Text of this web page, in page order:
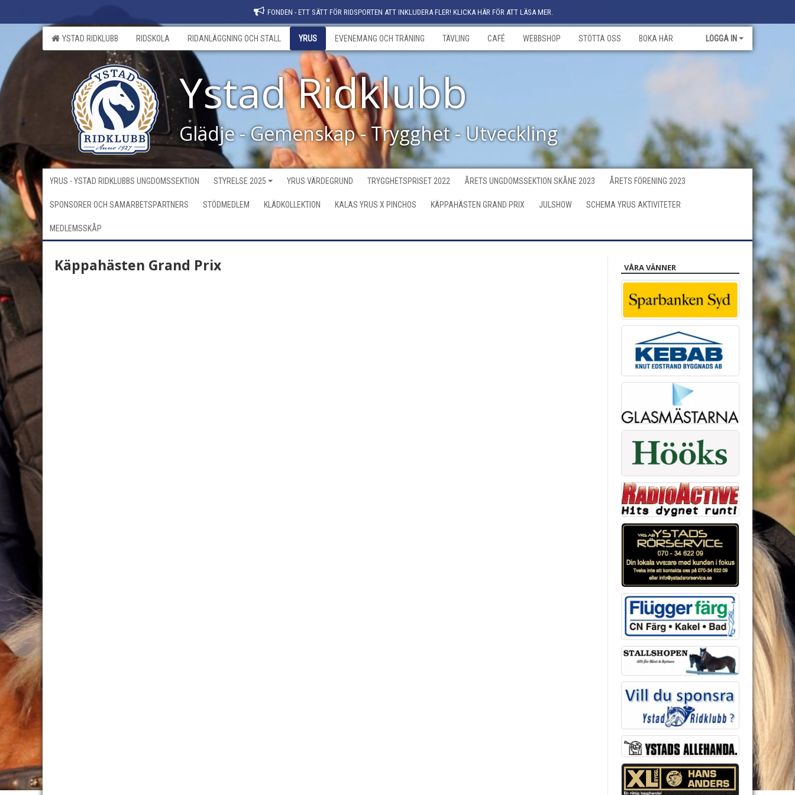
FONDEN - ETT SÄTT FÖR RIDSPORTEN ATT INKLUDERA FLER! KLICKA HÄR FÖR ATT LÄSA MER.
YSTAD RIDKLUBB RIDSKOLA RIDANLÄGGNING OCH STALL YRUS EVENEMANG OCH TRÄNING TÄVLING CAFÉ WEBBSHOP STÖTTA OSS BOKA HÄR LOGGA IN
Ystad Ridklubb
Glädje - Gemenskap - Trygghet - Utveckling
YRUS - YSTAD RIDKLUBBS UNGDOMSSEKTION STYRELSE 2025 YRUS VÄRDEGRUND TRYGGHETSPRISET 2022 ÅRETS UNGDOMSSEKTION SKÅNE 2023 ÅRETS FÖRENING 2023
SPONSORER OCH SAMARBETSPARTNERS STÖDMEDLEM KLÄDKOLLEKTION KALAS YRUS X PINCHOS KÄPPAHÄSTEN GRAND PRIX JULSHOW SCHEMA YRUS AKTIVITETER
MEDLEMSSKÅP
Käppahästen Grand Prix VÅRA VÄNNER